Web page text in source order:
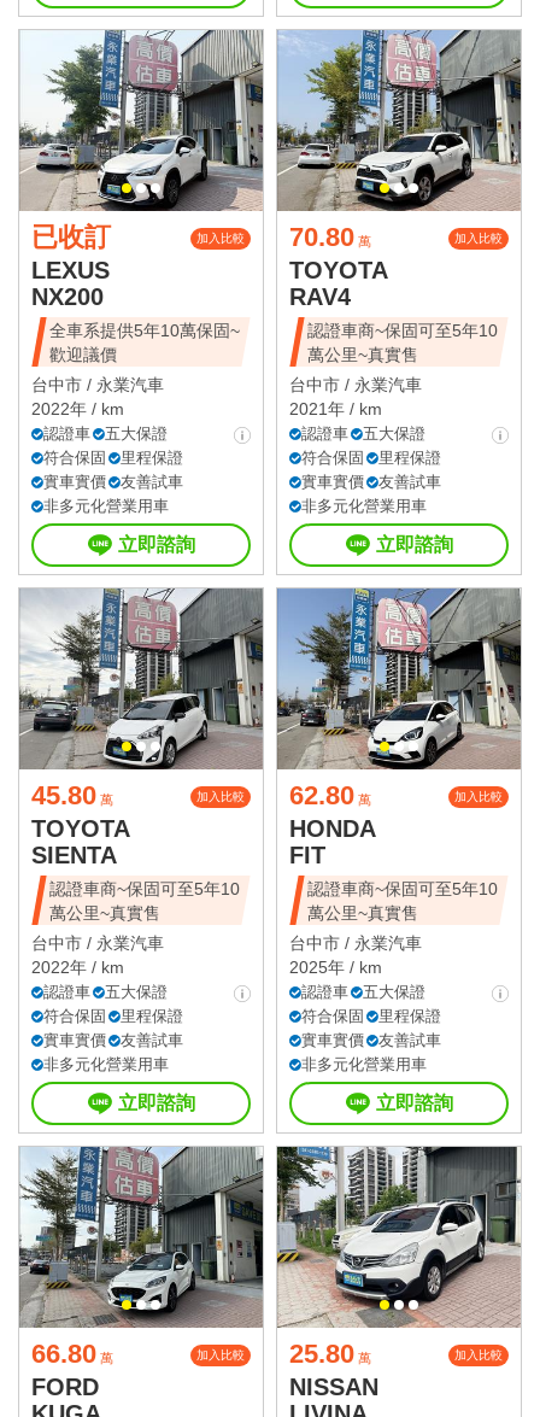
已收訂 加入比較
LEXUS
NX200
全車系提供5年10萬保固~
歡迎議價
台中市 / 永業汽車
2022年 / km
認證車
五大保證
符合保固
里程保證
實車實價
友善試車
非多元化營業用車
立即諮詢
70.80 萬 加入比較
TOYOTA
RAV4
認證車商~保固可至5年10
萬公里~真實售
台中市 / 永業汽車
2021年 / km
認證車
五大保證
符合保固
里程保證
實車實價
友善試車
非多元化營業用車
立即諮詢
45.80 萬 加入比較
TOYOTA
SIENTA
認證車商~保固可至5年10
萬公里~真實售
台中市 / 永業汽車
2022年 / km
認證車
五大保證
符合保固
里程保證
實車實價
友善試車
非多元化營業用車
立即諮詢
62.80 萬 加入比較
HONDA
FIT
認證車商~保固可至5年10
萬公里~真實售
台中市 / 永業汽車
2025年 / km
認證車
五大保證
符合保固
里程保證
實車實價
友善試車
非多元化營業用車
立即諮詢
66.80 萬 加入比較
FORD
25.80 萬 加入比較
NISSAN